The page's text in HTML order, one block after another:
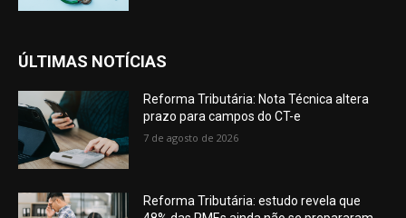
ÚLTIMAS NOTÍCIAS
Reforma Tributária: Nota Técnica altera
prazo para campos do CT-e
7 de agosto de 2026
Reforma Tributária: estudo revela que